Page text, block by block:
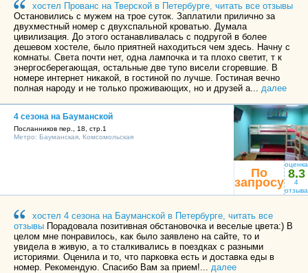
хостел Прованс на Тверской в Петербурге, читать все отзывы
Остановились с мужем на трое суток. Заплатили прилично за
двухместный номер с двухспальной кроватью. Думала
цивилизация. До этого останавливалась с подругой в более
дешевом хостеле, было приятней находиться чем здесь. Начну с
комнаты. Света почти нет, одна лампочка и та плохо светит, т к
энергосберегающая, остальные две тупо висели сгоревшие. В
номере интернет никакой, в гостиной по лучше. Гостиная вечно
полная народу и не только проживающих, но и друзей а... далее
4 сезона на Бауманской
Посланников пер., 18, стр.1
Метро: Бауманская Комсомольская
По
запросу
оценка
8.3
4
отзыва
хостел 4 сезона на Бауманской в Петербурге, читать все
отзывы Порадовала позитивная обстановочка и веселые цвета:) В
целом мне понравилось, как было заявлено на сайте, то и
увидела в живую, а то сталкивались в поездках с разными
историями. Оценила и то, что парковка есть и доставка еды в
номер. Рекомендую. Спасибо Вам за прием!... далее